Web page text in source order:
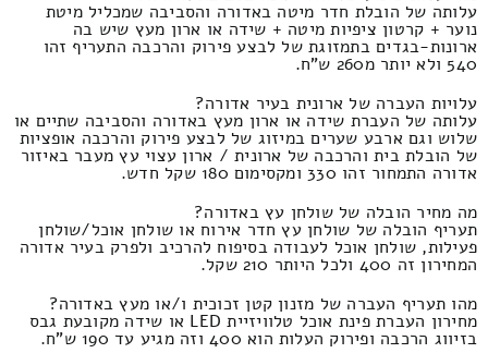
עלותה של הובלת חדר מיטה באדורה והסביבה שמכליל מיטת
נוער + קרטון ציפיות מיטה + שידה או ארון מעץ שיש בה
ארונות-בגדים בתמזוגת של לבצע פירוק והרכבה התעריף זהו
540 ולא יותר מ260 ש"ח.
עלויות העברה של ארונית בעיר אדורה?
עלותה של העברת שידה או ארון מעץ באדורה והסביבה שתיים או
שלוש וגם ארבע שערים במיזוג של לבצע פירוק והרכבה אופציות
של הובלת בית והרכבה של ארונית / ארון עצוי עץ מעבר באיזור
אדורה התמחור זהו 330 ומקסימום 180 שקל חדש.
מה מחיר הובלה של שולחן עץ באדורה?
תעריף הובלה של שולחן עץ חדר אירוח או שולחן אוכל/שולחן
פעילות, שולחן אוכל לעבודה בסיפוח להרכיב ולפרק בעיר אדורה
המחירון זה 400 ולכל היותר 210 שקל.
מהו תעריף העברה של מזנון קטן זכוכית ו/או מעץ באדורה?
מחירון העברת פינת אוכל טלוויזיית LED או שידה מקובעת גבס
בזיווג הרכבה ופירוק העלות הוא 400 וזה מגיע עד 190 ש"ח.